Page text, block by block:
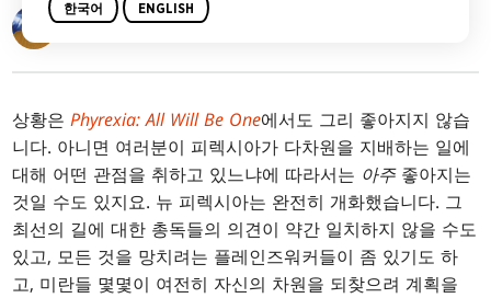
Matt Tabak
상황은Phyrexia: All Will Be One에서도 그리 좋아지지 않습
니다. 아니면 여러분이 피렉시아가 다차원을 지배하는 일에
대해 어떤 관점을 취하고 있느냐에 따라서는 아주좋아지는
것일 수도 있지요. 뉴 피렉시아는 완전히 개화했습니다. 그
최선의 길에 대한 총독들의 의견이 약간 일치하지 않을 수도
있고, 모든 것을 망치려는 플레인즈워커들이 좀 있기도 하
고, 미란들 몇몇이 여전히 자신의 차원을 되찾으려 계획을
한국어 ENGLISH